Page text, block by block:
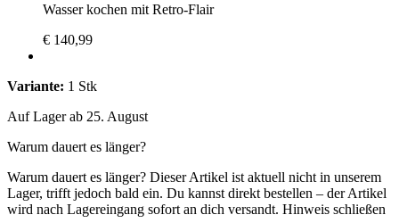
Wasser kochen mit Retro-Flair
€ 140,99
Variante: 1 Stk
Auf Lager ab 25. August
Warum dauert es länger?
Warum dauert es länger? Dieser Artikel ist aktuell nicht in unserem
Lager, trifft jedoch bald ein. Du kannst direkt bestellen – der Artikel
wird nach Lagereingang sofort an dich versandt. Hinweis schließen